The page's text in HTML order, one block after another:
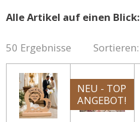
Alle Artikel auf einen Blick:
50 Ergebnisse Sortieren:
NEU - TOP
ANGEBOT!